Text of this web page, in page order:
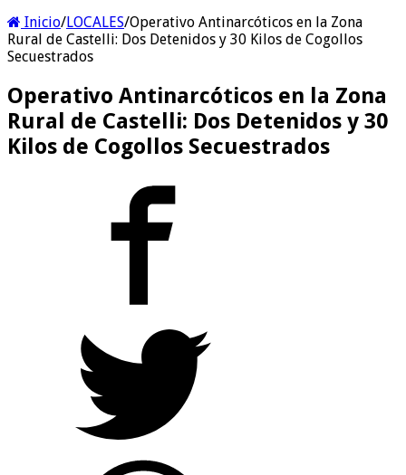
Inicio/LOCALES/Operativo Antinarcóticos en la Zona
Rural de Castelli: Dos Detenidos y 30 Kilos de Cogollos
Secuestrados
Operativo Antinarcóticos en la Zona
Rural de Castelli: Dos Detenidos y 30
Kilos de Cogollos Secuestrados